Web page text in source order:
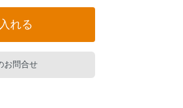
れる
お問合せ